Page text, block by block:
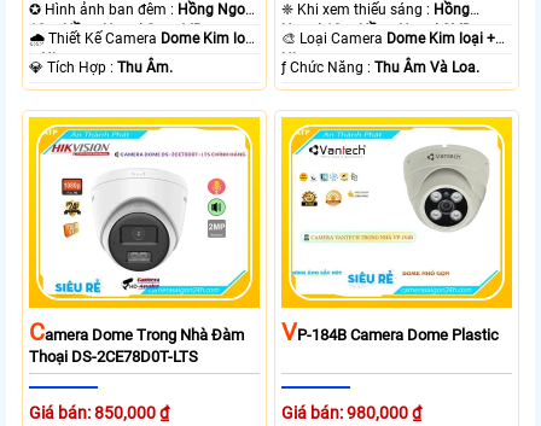
✪ Hình ảnh ban đêm : Hồng Ngoại
10m Hồng Ngoại Smart IR.
🌧️ Thiết Kế Camera Dome Kim loại
+ Nhựa.
️💎 Tích Hợp :Thu Âm.
❈ Khi xem thiếu sáng : Hồng
Ngoại 10m Hồng Ngoại SMD.
🎨 Loại Camera Dome Kim loại +
Nhựa.
️ƒ Chức Năng :Thu Âm Và Loa.
CAmera Dome Trong Nhà Đàm
Thoại DS-2CE78D0T-LTS
Giá bán: 850,000 ₫
VP-184B Camera Dome Plastic
Giá bán: 980,000 ₫